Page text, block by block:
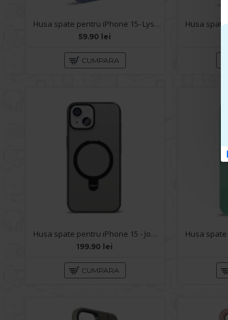
Husa spate pentru iPhone 15- Lys case Mov
59.90 lei
CUMPARA
Husa spate pentru iPhone 15 - Joyroom Magsafe transparent black
199.90 lei
CUMPARA